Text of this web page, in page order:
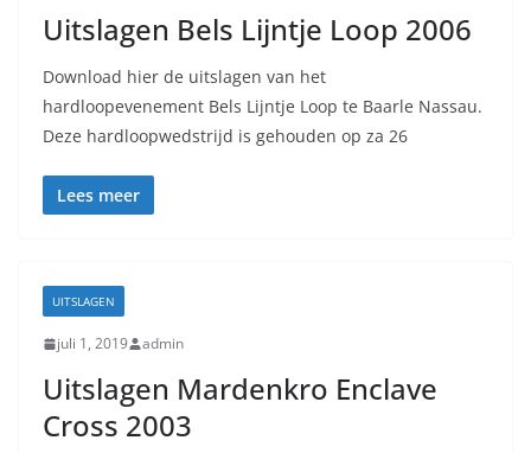
Uitslagen Bels Lijntje Loop 2006
Download hier de uitslagen van het
hardloopevenement Bels Lijntje Loop te Baarle Nassau.
Deze hardloopwedstrijd is gehouden op za 26
Lees meer
UITSLAGEN
juli 1, 2019 admin
Uitslagen Mardenkro Enclave
Cross 2003